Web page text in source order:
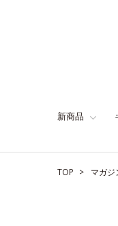
新商品
TOP マガジ